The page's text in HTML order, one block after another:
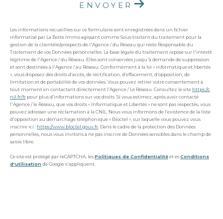
ENVOYER
Les informations recueillies sur ce formulaire sont enregistrées dans un fichier
informatisé par La Boite Immo agissant comme Sous-traitant du traitement pour la
gestion de la clientèle/prospects de l'Agence / du Réseau qui reste Responsable du
Traitement de vos Données personnelles. La base légale du traitement repose sur l'intérêt
légitime de l'Agence / du Réseau. Elles sont conservées jusqu'à demande de suppression
et sont destinées à l'Agence / au Réseau. Conformément à la loi « informatique et libertés
», vous disposez des droits d’accès, de rectification, d’effacement, d’opposition, de
limitation et de portabilité de vos données. Vous pouvez retirer votre consentement à
tout moment en contactant directement l’Agence / Le Réseau. Consultez le site https://c
nil.fr/fr pour plus d’informations sur vos droits. Si vous estimez, après avoir contacté
l'Agence / le Réseau, que vos droits « Informatique et Libertés » ne sont pas respectés, vous
pouvez adresser une réclamation à la CNIL. Nous vous informons de l’existence de la liste
d'opposition au démarchage téléphonique « Bloctel », sur laquelle vous pouvez vous
inscrire ici : https://www.bloctel.gouv.fr. Dans le cadre de la protection des Données
personnelles, nous vous invitons à ne pas inscrire de Données sensibles dans le champ de
saisie libre.
Ce site est protégé par reCAPTCHA, lesPolitiques de Confidentialitéet esConditions
d'utilisation de Google s'appliquent.